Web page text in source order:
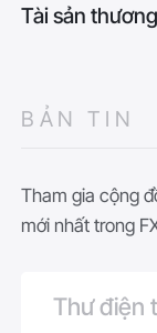
Tài sản
BẢN TIN
Tham gia cộng
mới nhất trong